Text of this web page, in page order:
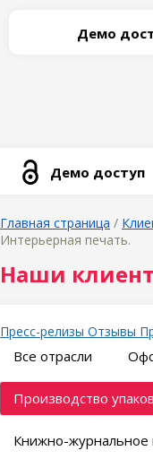
Демо
Демо доступ
Главная страница /
Интерьерная печать.
Наши
Пресс-релизы Отзывы
Все отрасли
Производство
Книжно-журнальное